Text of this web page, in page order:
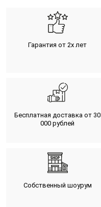
Гарантия от 2х лет
Бесплатная доставка от 30
000 рублей
Собственный шоурум